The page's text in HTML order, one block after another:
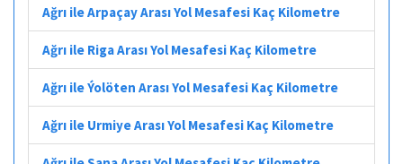
Ağrı ile Arpaçay Arası Yol Mesafesi Kaç Kilometre
Ağrı ile Riga Arası Yol Mesafesi Kaç Kilometre
Ağrı ile Ýolöten Arası Yol Mesafesi Kaç Kilometre
Ağrı ile Urmiye Arası Yol Mesafesi Kaç Kilometre